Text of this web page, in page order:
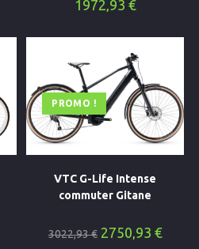
1972,93 €
PROMO !
VTC G-Life Intense
commuter Gitane
3022,93€ Le
prix
2750,93 €Le
prix